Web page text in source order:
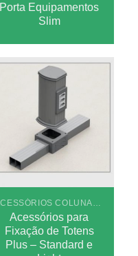
Porta Equipamentos
Slim
ACESSÓRIOS COLUNAS E TOTENS
Acessórios para
Fixação de Totens
Plus – Standard e